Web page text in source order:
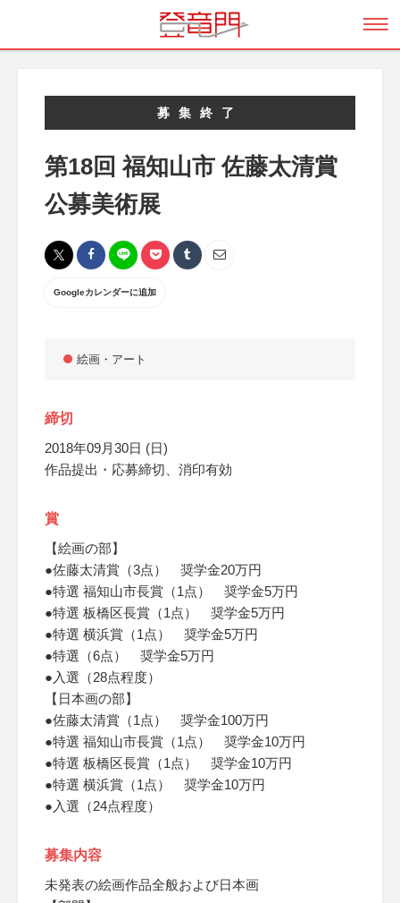
募集終了
第18回 福知山市 佐藤太清賞
公募美術展
Googleカレンダーに追加
絵画・アート
締切
2018年09月30日 (日)
作品提出・応募締切、消印有効
賞
【絵画の部】
●佐藤太清賞（3点） 奨学金20万円
●特選 福知山市長賞（1点） 奨学金5万円
●特選 板橋区長賞（1点） 奨学金5万円
●特選 横浜賞（1点） 奨学金5万円
●特選（6点） 奨学金5万円
●入選（28点程度）
【日本画の部】
●佐藤太清賞（1点） 奨学金100万円
●特選 福知山市長賞（1点） 奨学金10万円
●特選 板橋区長賞（1点） 奨学金10万円
●特選 横浜賞（1点） 奨学金10万円
●入選（24点程度）
募集内容
未発表の絵画作品全般および日本画